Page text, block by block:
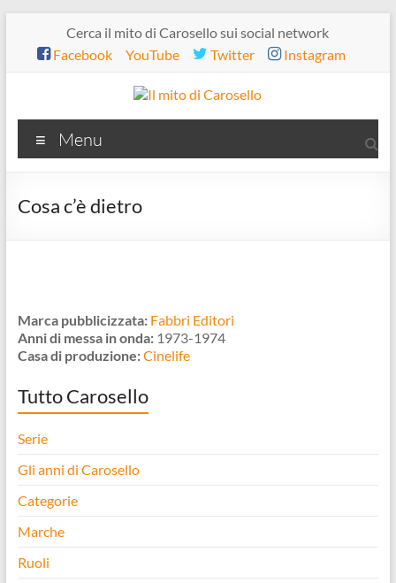
contenuto
Cerca il mito di Carosello sui social network
Facebook
YouTube Twitter Instagram
Il
mito
di
Menu
Cosa c’è dietro
Marca pubblicizzata: Fabbri Editori
Anni di messa in onda:1973-1974
Casa di produzione:Cinelife
Tutto Carosello
Serie
Gli anni di Carosello
Categorie
Marche
Ruoli